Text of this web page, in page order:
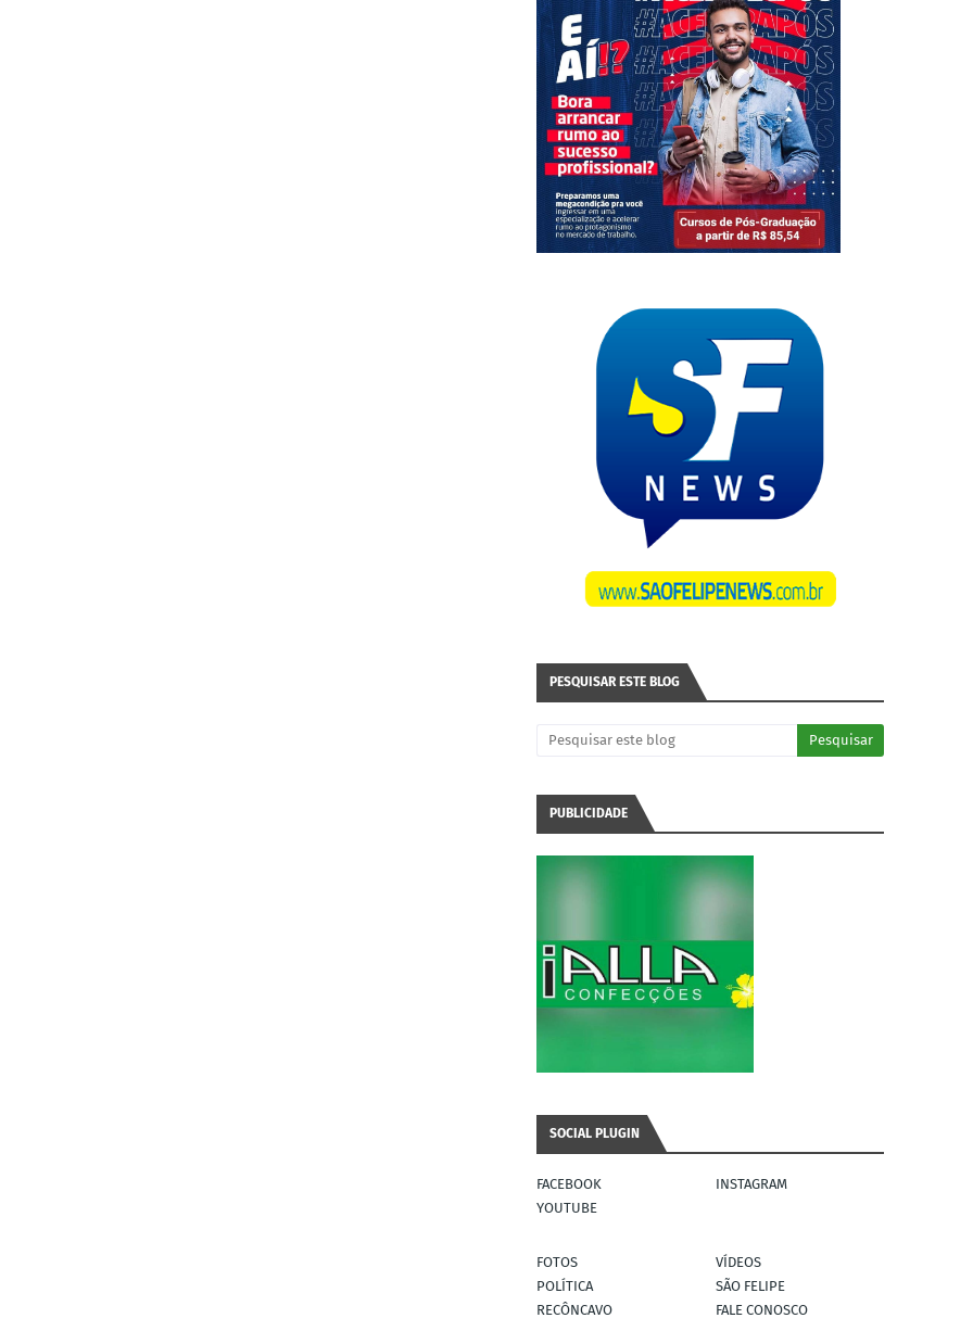
PESQUISAR ESTE BLOG
PUBLICIDADE
SOCIAL PLUGIN
FACEBOOK
INSTAGRAM
YOUTUBE
FOTOS
VÍDEOS
POLÍTICA
SÃO FELIPE
RECÔNCAVO
FALE CONOSCO